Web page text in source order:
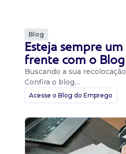
Blog
Esteja sempre um
frente com o
Buscando a sua
Confira o blog…
Acesse o Blog do Emprego